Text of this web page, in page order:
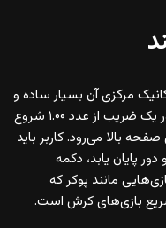
مرکزی آن بسیار ساده و
در چند ثانیه قابل درک است. در آغاز هر دور یک ضریب از عدد ۱.۰۰ شروع
بالا می‌رود. کاربر باید
پایان یابد، دکمه
مانند پوکر که
سریع بازی‌های کرش است.